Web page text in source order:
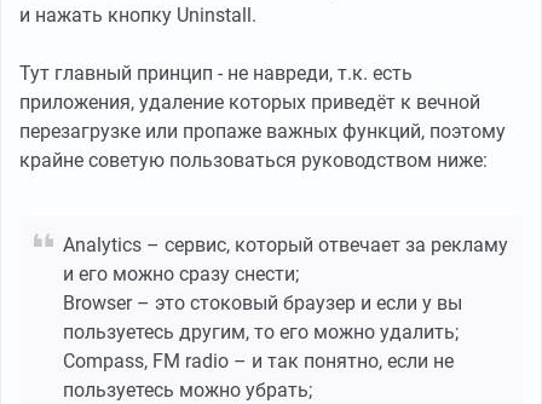
и нажать кнопку Uninstall.
Тут главный принцип - не навреди, т.к. есть
приложения, удаление которых приведёт к вечной
перезагрузке или пропаже важных функций, поэтому
крайне советую пользоваться руководством ниже:
Analytics – сервис, который отвечает за рекламу
и его можно сразу снести;
Browser – это стоковый браузер и если у вы
пользуетесь другим, то его можно удалить;
Compass, FM radio – и так понятно, если не
пользуетесь можно убрать;